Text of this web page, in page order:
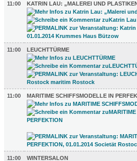
11:00 KATRIN LAU: „MALEREI UND
11:00 LEUCHTTÜRME
11:00 MARITIME SCHIFFSMODELLE IN
11:00 WINTERSALON